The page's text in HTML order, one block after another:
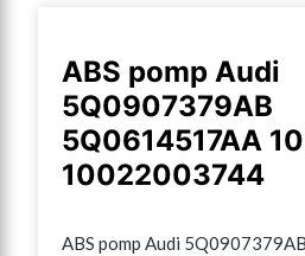
ABS pomp Audi
5Q0907379AB
5Q0614517AA
10022003744
ABS pomp Audi